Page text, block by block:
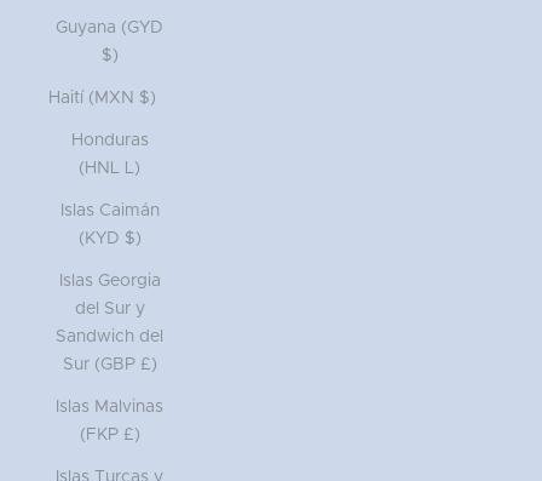
Guyana (GYD
$)
Haití (MXN $)
Honduras
(HNL L)
Islas Caimán
(KYD $)
Islas Georgia
del Sur y
Sandwich del
Sur (GBP £)
Islas Malvinas
(FKP £)
Islas Turcas y